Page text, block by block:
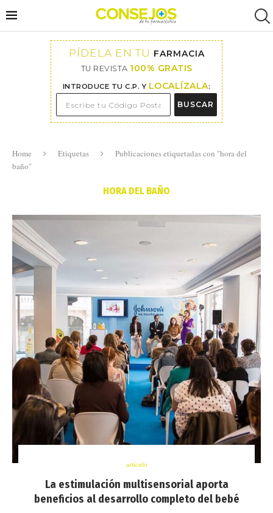
PÍDELA EN TU FARMACIA
TU REVISTA 100% GRATIS
INTRODUCE TU C.P. Y LOCALÍZALA:
BUSCAR
Home Etiquetas
Publicaciones etiquetadas con "hora del
baño"
HORA DEL BAÑO
artículo
La estimulación multisensorial aporta
beneficios al desarrollo completo del bebé